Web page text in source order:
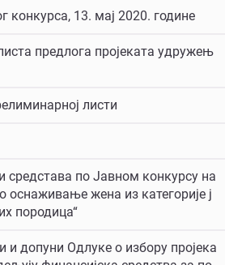
конкурса, 13. мај 2020. године
предлога пројеката удружењ
листи
средстaва по Јавном конкурсу на
оснаживање жена из категорије ј
породица“
и допуни Одлуке о избору пројека